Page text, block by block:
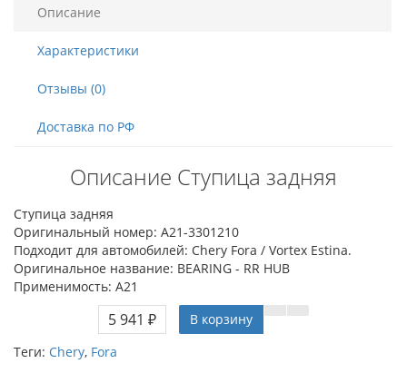
Описание
Характеристики
Отзывы (0)
Доставка по РФ
Описание Ступица задняя
Ступица задняя
Оригинальный номер: A21-3301210
Подходит для автомобилей: Chery Fora / Vortex Estina.
Оригинальное название: BEARING - RR HUB
Применимость: A21
5 941 ₽
В корзину
Теги: Chery, Fora